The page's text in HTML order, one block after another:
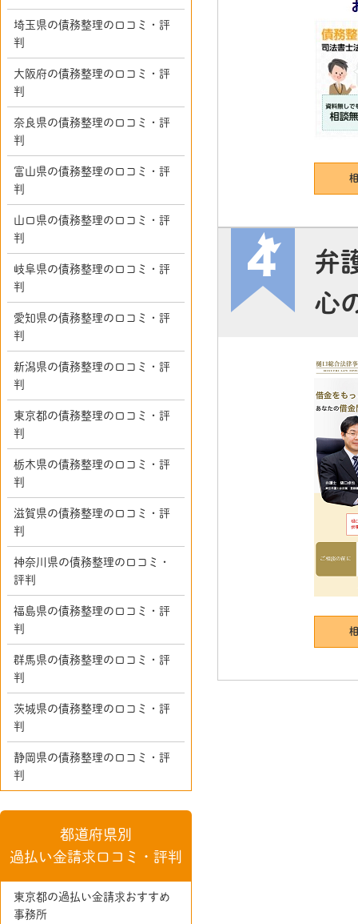
弁
心
埼玉県の債務整理の口コミ・評
判
大阪府の債務整理の口コミ・評
判
奈良県の債務整理の口コミ・評
判
富山県の債務整理の口コミ・評
判
山口県の債務整理の口コミ・評
判
岐阜県の債務整理の口コミ・評
判
愛知県の債務整理の口コミ・評
判
新潟県の債務整理の口コミ・評
判
東京都の債務整理の口コミ・評
判
栃木県の債務整理の口コミ・評
判
滋賀県の債務整理の口コミ・評
判
神奈川県の債務整理の口コミ・
評判
福島県の債務整理の口コミ・評
判
群馬県の債務整理の口コミ・評
判
茨城県の債務整理の口コミ・評
判
静岡県の債務整理の口コミ・評
判
都道府県別
過払い金請求口コミ・評判
東京都の過払い金請求おすすめ
事務所